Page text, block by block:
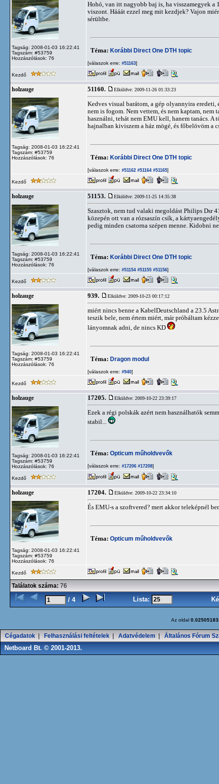
Tagság: 2008-01-03 16:22:41
Tagszám: #53759
Hozzászólások: 76
Hohó, van itt nagyobb baj is, ha visszamegyek a
viszont. Hááát ezzel meg mit kezdjek? Vajon
sérültbe.
Téma: Korábbi Direct One DTH topic
[válaszok erre: #51163]
Kezdő
holzauge
Tagság: 2008-01-03 16:22:41
Tagszám: #53759
Hozzászólások: 76
51160. Elküldve: 2009-11-26 01:33:23
Kedves visual barátom, a gép olyannyira eredeti,
nem is fogom. Nem vettem, és nem kaptam,
használni, tehát nem EMU kell, hanem tanács.
hajnalban kiviszem a ház mögé, és főbelövöm a
Téma: Korábbi Direct One DTH topic
[válaszok erre: #51162 #51164 #51165]
Kezdő
holzauge
Tagság: 2008-01-03 16:22:41
Tagszám: #53759
Hozzászólások: 76
51153. Elküldve: 2009-11-25 14:35:38
Szasztok, nem tud valaki megoldást Philips Dsr
közepén ott van a rózsaszín csík, a
pedig minden csatorna szépen menne. Kidobni
Téma: Korábbi Direct One DTH topic
[válaszok erre: #51154 #51155 #51156]
Kezdő
holzauge
Tagság: 2008-01-03 16:22:41
Tagszám: #53759
Hozzászólások: 76
939. Elküldve: 2009-10-23 00:17:12
miért nincs benne a KabelDeutschland a 23.5
teszik bele, nem értem miért, már próbáltam
lányomnak adni, de nincs KD
Téma: Dragon modul
[válaszok erre: #940]
Kezdő
holzauge
Tagság: 2008-01-03 16:22:41
Tagszám: #53759
Hozzászólások: 76
17205. Elküldve: 2009-10-22 23:39:17
Ezek a régi polskák azért nem használhatók
stabil...
Téma: Opticum műholdvevők
[válaszok erre: #17206 #17208]
Kezdő
holzauge
Tagság: 2008-01-03 16:22:41
Tagszám: #53759
Hozzászólások: 76
17204. Elküldve: 2009-10-22 23:34:10
És EMU-s a szoftvered? mert akkor teleképnél
Téma: Opticum műholdvevők
Kezdő
Találatok száma: 76
/ 4 Lista:
Az oldal
Cégadatok Felhasználási feltételek Adatvédelem Általános Fórum
Netboard Bt. © 2001-2013.